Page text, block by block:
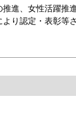
進、女性活躍推
り認定・表彰等